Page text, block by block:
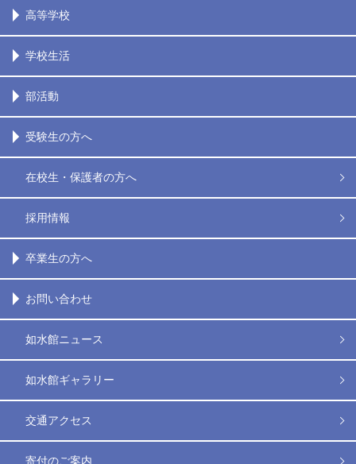
高等学校
学校生活
部活動
受験生の方へ
在校生・保護者の方へ
採用情報
卒業生の方へ
お問い合わせ
如水館ニュース
如水館ギャラリー
交通アクセス
寄付のご案内